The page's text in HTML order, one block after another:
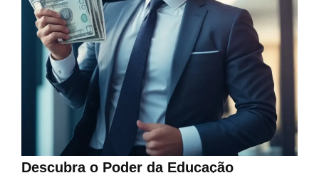
Descubra o Poder da Educação